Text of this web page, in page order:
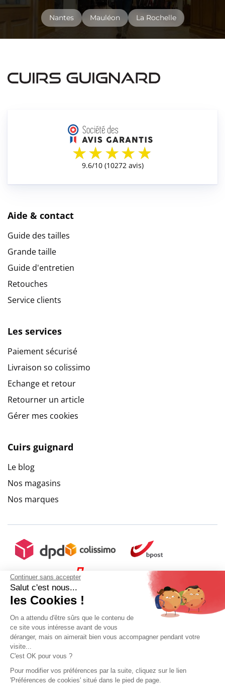
Continuer sans accepter
Salut c'est nous...
les Cookies !
On a attendu d'être sûrs que le contenu de
ce site vous intéresse avant de vous
déranger, mais on aimerait bien vous accompagner pendant votre
visite...
C'est OK pour vous ?
Pour modifier vos préférences par la suite, cliquez sur le lien
'Préférences de cookies' situé dans le pied de page.
Nantes Mauléon La Rochelle
Aide & contact
Guide des tailles
Grande taille
Guide d'entretien
Retouches
Service clients
Les services
Paiement sécurisé
Livraison so colissimo
Echange et retour
Retourner un article
Gérer mes cookies
Cuirs guignard
Le blog
Nos magasins
Nos marques